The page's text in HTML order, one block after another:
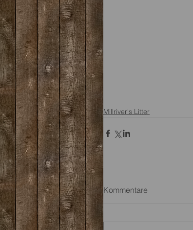
Millriver's Litter
Kommentare